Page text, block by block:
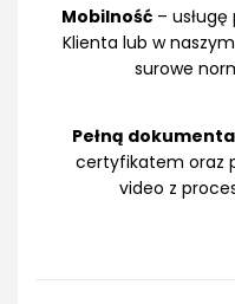
Mobilność –
Klienta lub w
surowe
Pełną
certyfikatem oraz
video z